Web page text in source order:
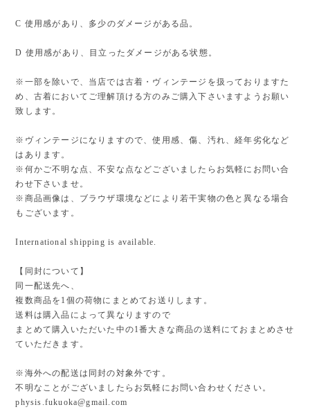
C 使用感があり、多少のダメージがある品。
D 使用感があり、目立ったダメージがある状態。
※一部を除いで、当店では古着・ヴィンテージを扱っておりますた
め、古着においてご理解頂ける方のみご購入下さいますようお願い
致します。
※ヴィンテージになりますので、使用感、傷、汚れ、経年劣化など
はあります。
※何かご不明な点、不安な点などございましたらお気軽にお問い合
わせ下さいませ。
※商品画像は、ブラウザ環境などにより若干実物の色と異なる場合
もございます。
International shipping is available.
【同封について】
同一配送先へ、
複数商品を1個の荷物にまとめてお送りします。
送料は購入品によって異なりますので
まとめて購入いただいた中の1番大きな商品の送料にておまとめさせ
ていただきます。
※海外への配送は同封の対象外です。
不明なことがございましたらお気軽にお問い合わせください。
physis.fukuoka@gmail.com